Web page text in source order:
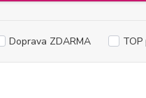
Doprava ZDARMA